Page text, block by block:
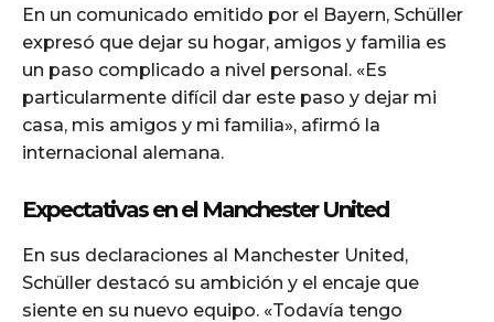
En un comunicado emitido por el Bayern, Schüller
expresó que dejar su hogar, amigos y familia es
un paso complicado a nivel personal. «Es
particularmente difícil dar este paso y dejar mi
casa, mis amigos y mi familia», afirmó la
internacional alemana.
Expectativas en el Manchester United
En sus declaraciones al Manchester United,
Schüller destacó su ambición y el encaje que
siente en su nuevo equipo. «Todavía tengo